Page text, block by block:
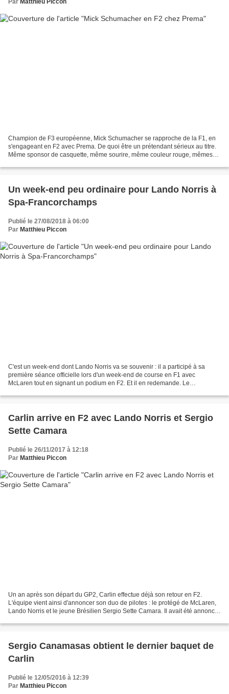
Champion de F3 européenne, Mick Schumacher se rapproche de la F1, en
s'engageant en F2 avec Prema. De quoi être un prétendant sérieux au titre.
Même sponsor de casquette, même sourire, même couleur rouge, mêmes
Un week-end peu ordinaire pour Lando Norris à
Spa-Francorchamps
Publié le 27/08/2018 à 06:00
Par Matthieu Piccon
C'est un week-end dont Lando Norris va se souvenir : il a participé à sa
première séance officielle lors d'un week-end de course en F1 avec
McLaren tout en signant un podium en F2. Et il en redemande. Le
Carlin arrive en F2 avec Lando Norris et Sergio
Sette Camara
Publié le 26/11/2017 à 12:18
Par Matthieu Piccon
Un an après son départ du GP2, Carlin effectue déjà son retour en F2.
L'équipe vient ainsi d'annoncer son duo de pilotes : le protégé de McLaren,
Lando Norris et le jeune Brésilien Sergio Sette Camara. Il avait été annoncé
Sergio Canamasas obtient le dernier baquet de
Carlin
Publié le 12/05/2016 à 12:39
Par Matthieu Piccon